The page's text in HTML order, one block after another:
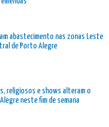
abastecimento nas zonas Leste
de Porto Alegre
religiosos e shows alteram o
neste fim de semana